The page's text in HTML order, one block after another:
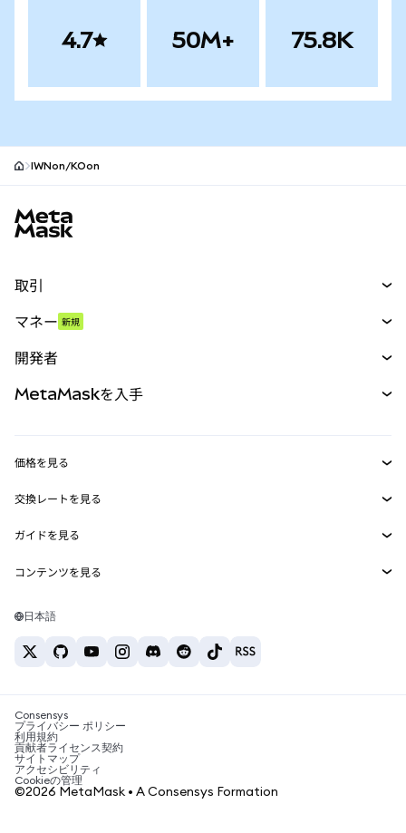
4.7 50M+ 75.8K
IWNon/KOon
取引
パーペチュアル
RWA
マネー 新規
開発者
MetaMask Connect
Snaps
Web3サービス
MetaMaskを入手
セキュリティ
サポート
キャリア
お問い合わせ
価格を見る
イーサリアムの価格
Solanaの価格
Tetherの価格
交換レートを見る
ETH→USD
USDT→INR
BTC→INR
ETH→USDT
ガイドを見る
ETHの購入
USDTの購入
SHIBの購入
BNBの購入
コンテンツを見る
Solanaウォレット
税制関連ニュース
暗号資産の購入方法は？
ビットコインを売るには？
日本語
Consensys
プライバシー ポリシー
利用規約
貢献者ライセンス契約
サイトマップ
アクセシビリティ
Cookieの管理
©2026 MetaMask • A Consensys Formation